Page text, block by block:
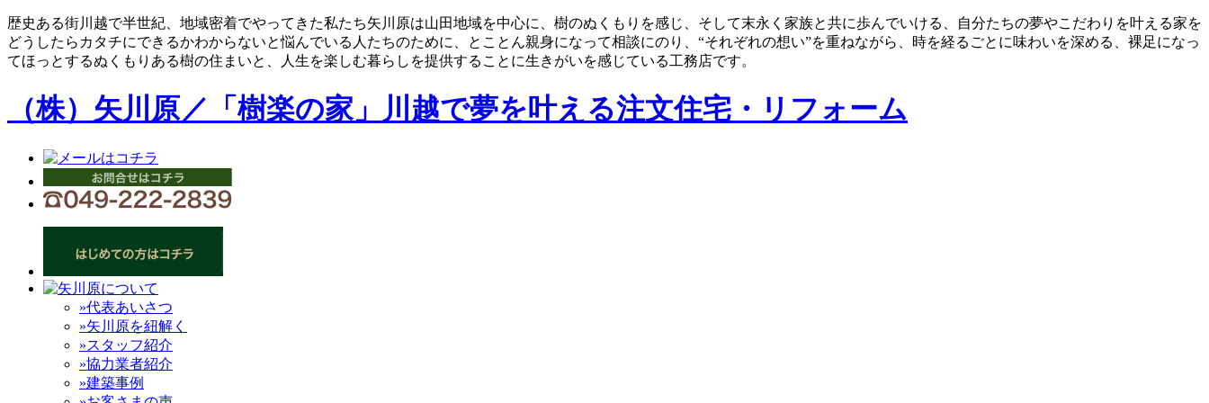
歴史ある街川越で半世紀、地域密着でやってきた私たち矢川原は山田地域を中心に、樹のぬくもりを感じ、そして末永く家族と共に歩んでいける、自分たちの夢やこだわりを叶える家を
どうしたらカタチにできるかわからないと悩んでいる人たちのために、とことん親身になって相談にのり、“それぞれの想い”を重ねながら、時を経るごとに味わいを深める、裸足になっ
てほっとするぬくもりある樹の住まいと、人生を楽しむ暮らしを提供することに生きがいを感じている工務店です。
（株）矢川原／「樹楽の家」川越で夢を叶える注文住宅・リフォーム
»代表あいさつ
»矢川原を紐解く
»スタッフ紹介
»協力業者紹介
»建築事例